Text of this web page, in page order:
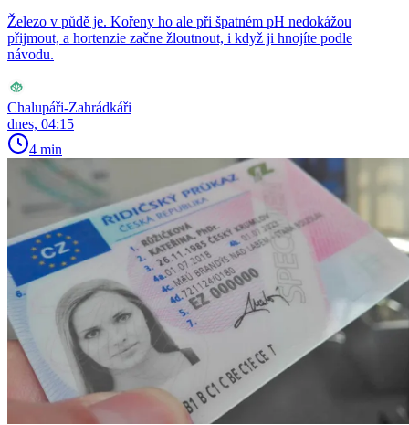
Železo v půdě je. Kořeny ho ale při špatném pH nedokážou
přijmout, a hortenzie začne žloutnout, i když ji hnojíte podle
návodu.
Chalupáři-Zahrádkáři
dnes, 04:15
4 min